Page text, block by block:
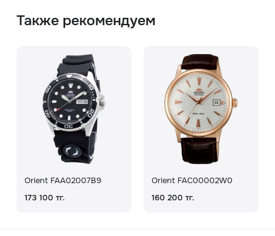
Также рекомендуем
Orient FAA02007B9
173 100 тг.
Orient FAC00002W0
160 200 тг.